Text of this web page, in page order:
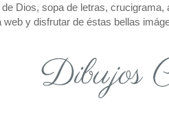
Dios, sopa de letras,
web y disfrutar de éstas bellas